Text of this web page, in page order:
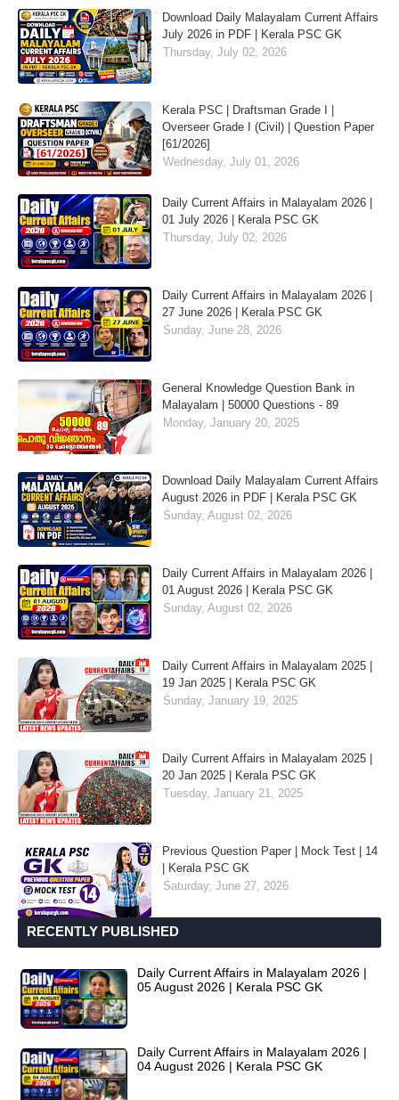
Download Daily Malayalam Current Affairs
July 2026 in PDF | Kerala PSC GK
Thursday, July 02, 2026
Kerala PSC | Draftsman Grade I |
Overseer Grade I (Civil) | Question Paper
[61/2026]
Wednesday, July 01, 2026
Daily Current Affairs in Malayalam 2026 |
01 July 2026 | Kerala PSC GK
Thursday, July 02, 2026
Daily Current Affairs in Malayalam 2026 |
27 June 2026 | Kerala PSC GK
Sunday, June 28, 2026
General Knowledge Question Bank in
Malayalam | 50000 Questions - 89
Monday, January 20, 2025
Download Daily Malayalam Current Affairs
August 2026 in PDF | Kerala PSC GK
Sunday, August 02, 2026
Daily Current Affairs in Malayalam 2026 |
01 August 2026 | Kerala PSC GK
Sunday, August 02, 2026
Daily Current Affairs in Malayalam 2025 |
19 Jan 2025 | Kerala PSC GK
Sunday, January 19, 2025
Daily Current Affairs in Malayalam 2025 |
20 Jan 2025 | Kerala PSC GK
Tuesday, January 21, 2025
Previous Question Paper | Mock Test | 14
| Kerala PSC GK
Saturday, June 27, 2026
RECENTLY PUBLISHED
Daily Current Affairs in Malayalam 2026 |
05 August 2026 | Kerala PSC GK
Daily Current Affairs in Malayalam 2026 |
04 August 2026 | Kerala PSC GK